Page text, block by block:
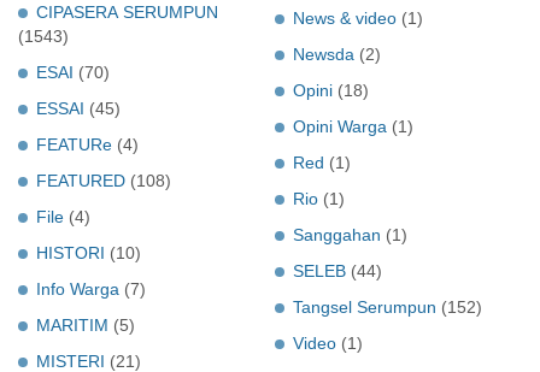
CIPASERA SERUMPUN
(1543)
ESAI (70)
ESSAI (45)
FEATURe (4)
FEATURED (108)
File (4)
HISTORI (10)
Info Warga (7)
MARITIM (5)
MISTERI (21)
News & video (1)
Newsda (2)
Opini (18)
Opini Warga (1)
Red (1)
Rio (1)
Sanggahan (1)
SELEB (44)
Tangsel Serumpun (152)
Video (1)